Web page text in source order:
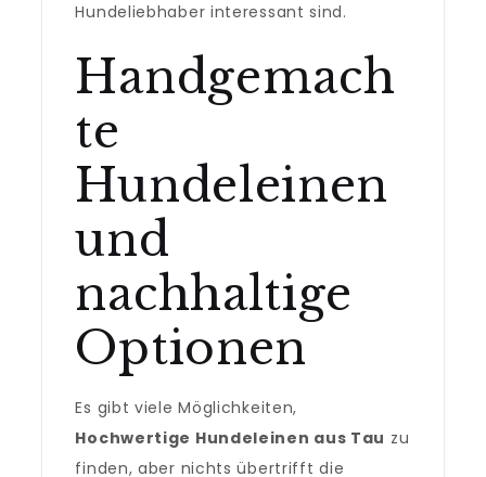
Hundeliebhaber interessant sind.
Handgemach
te
Hundeleinen
und
nachhaltige
Optionen
Es gibt viele Möglichkeiten,
Hochwertige Hundeleinen aus Tau zu
finden, aber nichts übertrifft die